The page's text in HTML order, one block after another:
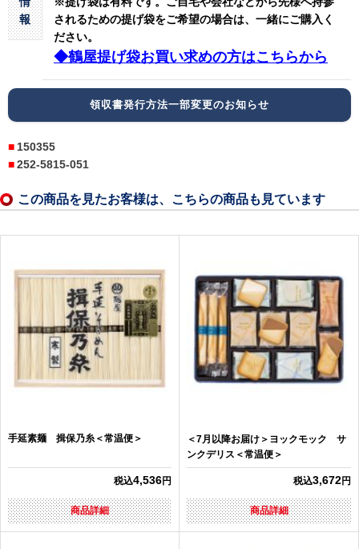
報
されるための提げ袋をご希望の場合は、一緒にご購入く
ださい。
◆鶴屋提げ袋お買い求めの方はこちらから
領収書発行方法一部変更のお知らせ
150355
252-5815-051
この商品を見たお客様は、こちらの商品も見ています
手延素麺 揖保乃糸＜常温便＞
税込4,536円
商品詳細
＜7月以降お届け＞ヨックモック サ
ンクデリス＜常温便＞
税込3,672円
商品詳細